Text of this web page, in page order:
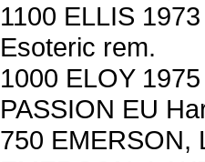
1100 ELLIS
Esoteric rem.
1000 ELOY
PASSION EU
750 EMERSON,